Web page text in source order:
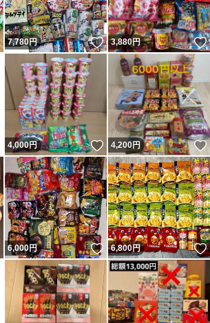
いいね！
7,780円 いいね！
3,880円
いいね！
4,000円 いいね！
4,200円
いいね！
6,000円 いいね！
6,800円